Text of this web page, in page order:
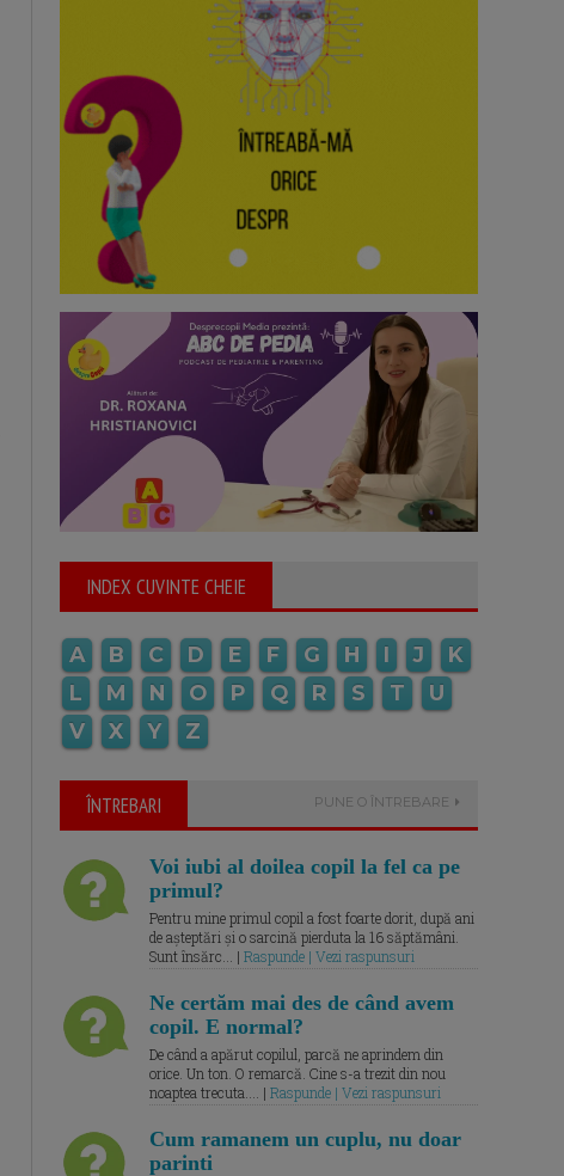
INDEX CUVINTE CHEIE
A B C D E F G H I J
K
L
M N O P Q R S T
U
V
X Y Z
ÎNTREBARI PUNE O ÎNTREBARE
Voi iubi al doilea copil la fel ca pe
primul?
Pentru mine primul copil a fost foarte dorit, după ani
de așteptări și o sarcină pierduta la 16 săptămâni.
Sunt însărc... | Raspunde | Vezi raspunsuri
Ne certăm mai des de când avem
copil. E normal?
De când a apărut copilul, parcă ne aprindem din
orice. Un ton. O remarcă. Cine s-a trezit din nou
noaptea trecuta.... | Raspunde | Vezi raspunsuri
Cum ramanem un cuplu, nu doar
parinti